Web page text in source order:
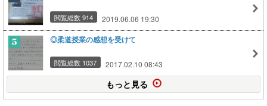
閲覧総数 914 2019.06.06 19:30
◎柔道授業の感想を受けて
閲覧総数 1037 2017.02.10 08:43
もっと見る